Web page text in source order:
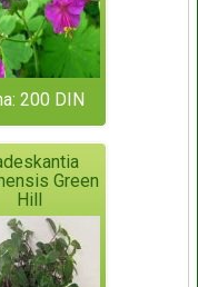
200 DIN
Green
Hill